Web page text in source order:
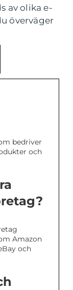
av olika e-
överväger
bedriver
och
Amazon
och